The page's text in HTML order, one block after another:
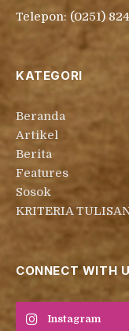
Telepon: (0251)
KATEGORI
Beranda
Artikel
Berita
Features
Sosok
KRITERIA
CONNECT WITH
Instagram